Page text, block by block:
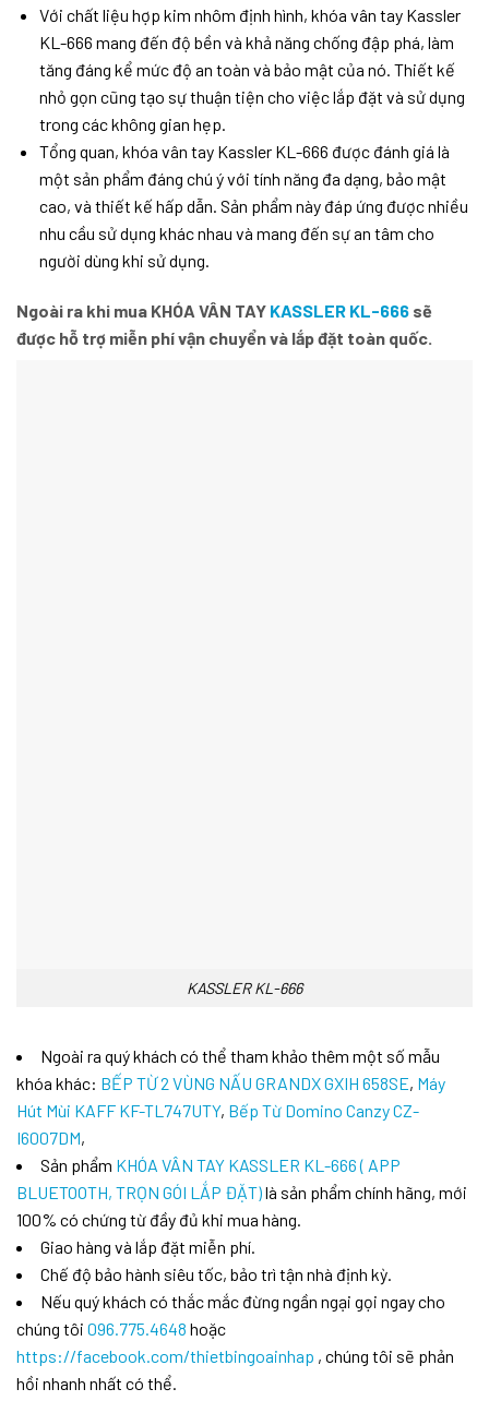
Với chất liệu hợp kim nhôm định hình, khóa vân tay Kassler
KL-666 mang đến độ bền và khả năng chống đập phá, làm
tăng đáng kể mức độ an toàn và bảo mật của nó. Thiết kế
nhỏ gọn cũng tạo sự thuận tiện cho việc lắp đặt và sử dụng
trong các không gian hẹp.
Tổng quan, khóa vân tay Kassler KL-666 được đánh giá là
một sản phẩm đáng chú ý với tính năng đa dạng, bảo mật
cao, và thiết kế hấp dẫn. Sản phẩm này đáp ứng được nhiều
nhu cầu sử dụng khác nhau và mang đến sự an tâm cho
người dùng khi sử dụng.
Ngoài ra khi mua KHÓA VÂN TAY KASSLER KL-666 sẽ
được hỗ trợ miễn phí vận chuyển và lắp đặt toàn quốc.
KASSLER KL-666
Ngoài ra quý khách có thể tham khảo thêm một số mẫu
khóa khác: BẾP TỪ 2 VÙNG NẤU GRANDX GXIH 658SE, Máy
Hút Mùi KAFF KF-TL747UTY, Bếp Từ Domino Canzy CZ-
I6007DM,
Sản phẩm KHÓA VÂN TAY KASSLER KL-666 ( APP
BLUETOOTH, TRỌN GÓI LẮP ĐẶT)là sản phẩm chính hãng, mới
100% có chứng từ đầy đủ khi mua hàng.
Giao hàng và lắp đặt miễn phí.
Chế độ bảo hành siêu tốc, bảo trì tận nhà định kỳ.
Nếu quý khách có thắc mắc đừng ngần ngại gọi ngay cho
chúng tôi 096.775.4648 hoặc
https://facebook.com/thietbingoainhap , chúng tôi sẽ phản
hồi nhanh nhất có thể.